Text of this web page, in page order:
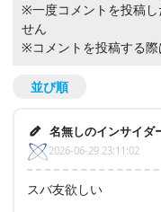
※一度コメントを投稿し
せん
※コメントを投稿する際
並び順
名無しのインサイダ
2026-06-29 23:11:02
スバ友欲しい